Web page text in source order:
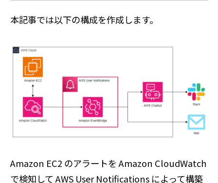
本記事では以下の構成を作成します。
Amazon EC2 のアラートを Amazon CloudWatch
で検知して AWS User Notifications によって構築